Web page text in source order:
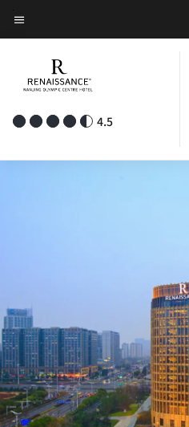
Skip
to
content
菜单文本
4.5